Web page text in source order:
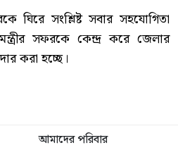
ঘিরে সংশ্লিষ্ট সবার সহযোগিতা
সফরকে কেন্দ্র করে জেলার
করা হচ্ছে।
আমাদের পরিবার